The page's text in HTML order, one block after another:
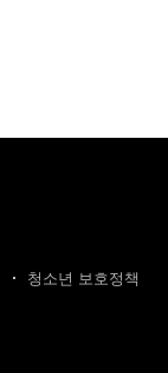
청소년 보호정책